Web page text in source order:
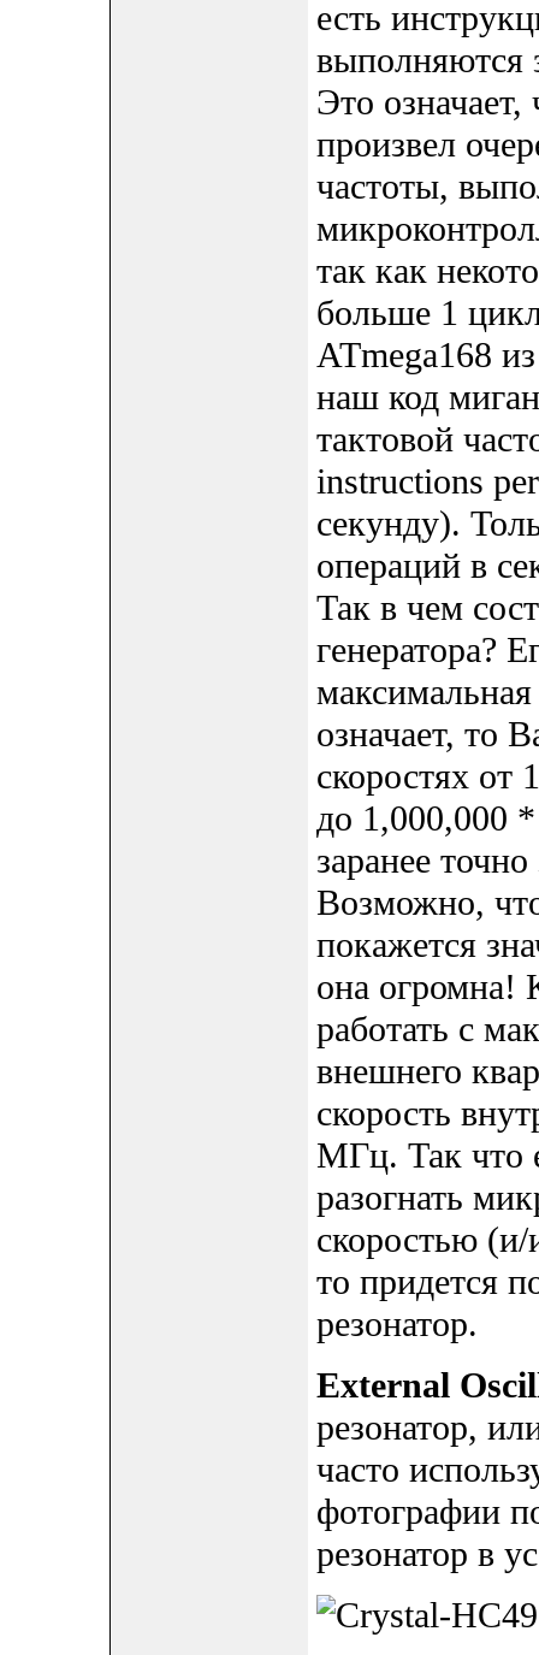
есть
выполняются
Это означает,
произвел
частоты,
так как
больше 1
ATmega168
наш код
тактовой
instructions
секунду).
операций в
Так в чем
генератора?
означает, то
скоростях от
до 1,000,000
заранее
Возможно,
покажется
она огромна!
работать с
внешнего
скорость
МГц. Так что
разогнать
скоростью
то придется
резонатор.
External
резонатор,
часто
фотографии
резонатор в